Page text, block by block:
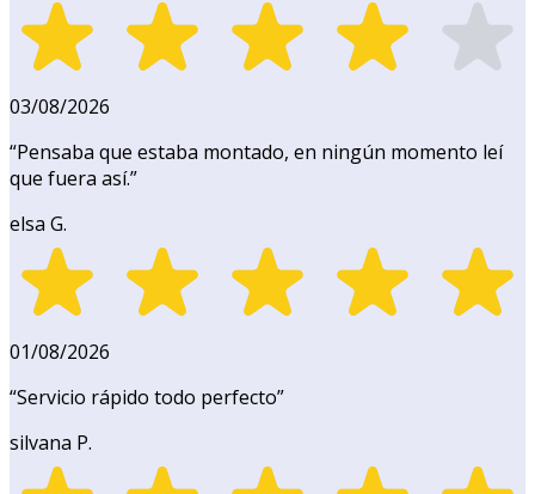
03/08/2026
“Pensaba que estaba montado, en ningún momento leí
que fuera así.”
elsa G.
01/08/2026
“Servicio rápido todo perfecto”
silvana P.